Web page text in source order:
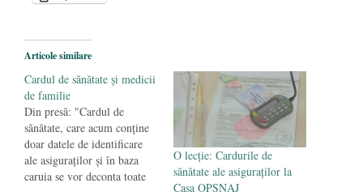
împlinește 140 de ani de la înființare
septembrie 2019
Articole similare
Cardul de sănătate şi medicii
de familie
Din presă: "Cardul de
sănătate, care acum conţine
doar datele de identificare
ale asiguraţilor şi în baza
caruia se vor deconta toate
O lecţie: Cardurile de
sănătate ale asiguraţilor la
Casa OPSNAJ